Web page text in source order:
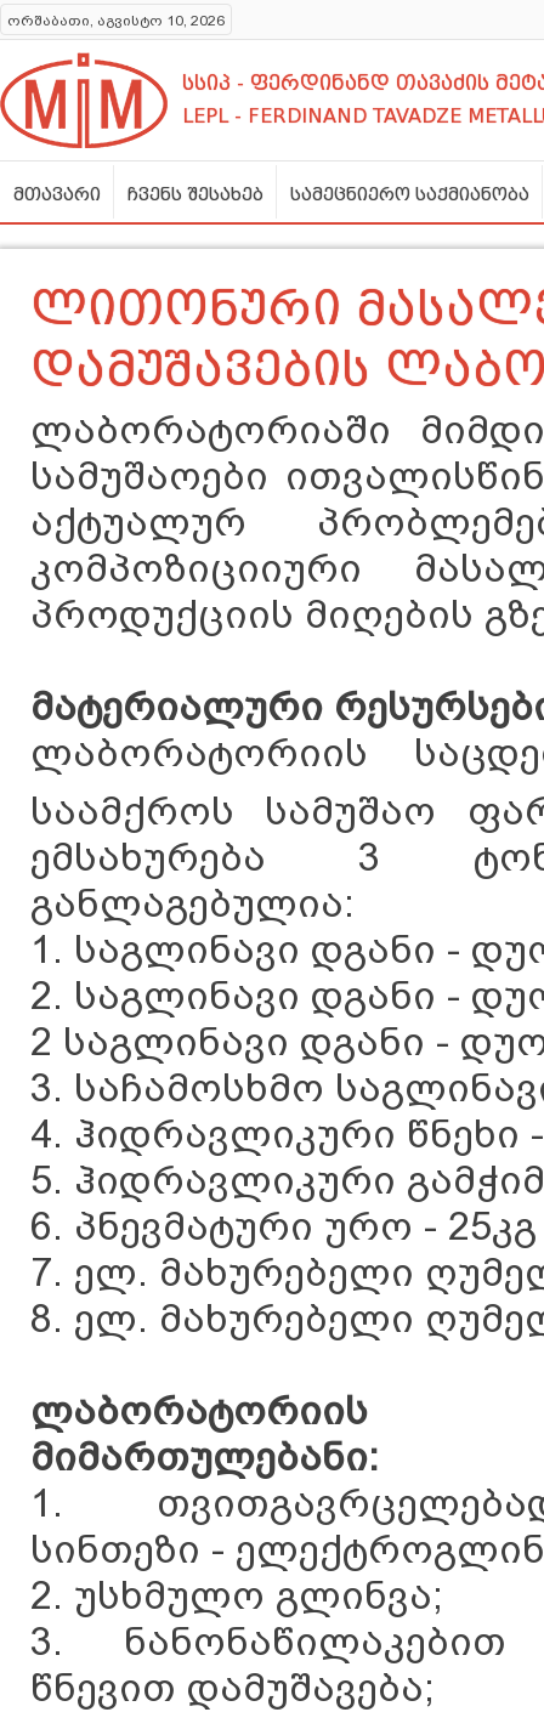
ორშაბათი, აგვისტო 10, 2026
სსიპ - ფერდინანდ თავაძის
LEPL - FERDINAND TAVADZE
მთავარი ჩვენს შესახებ სამეცნიერო საქმიანობა
ლითონური
დამუშავების
ლაბორატორიაში
სამუშაოები
აქტუალურ
კომპოზიციიური
პროდუქციის მიღების
მატერიალური
ლაბორატორიის
საამქროს სამუშაო
ემსახურება 3
განლაგებულია:
1. საგლინავი დგანი -
2. საგლინავი დგანი -
2 საგლინავი დგანი -
3. საჩამოსხმო
4. ჰიდრავლიკური წნეხი
5. ჰიდრავლიკური
6. პნევმატური ურო - 25კგ
7. ელ. მახურებელი
8. ელ. მახურებელი
ლაბორატორიის
მიმართულებანი:
1.
სინთეზი -
2. უსხმულო გლინვა;
3.
წნევით დამუშავება;